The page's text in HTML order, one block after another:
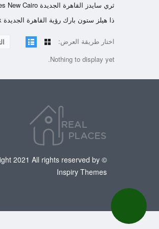
ثري سايدز القاهرة الجديدة Three Sides New Cairo
ذا هيلز ستون بارك رؤية القاهرة الجديدة The Hills Stone Park
اختار طريقة العرض:
Nothing to display yet.
2021 All rights reserved by
Inspiry Themes